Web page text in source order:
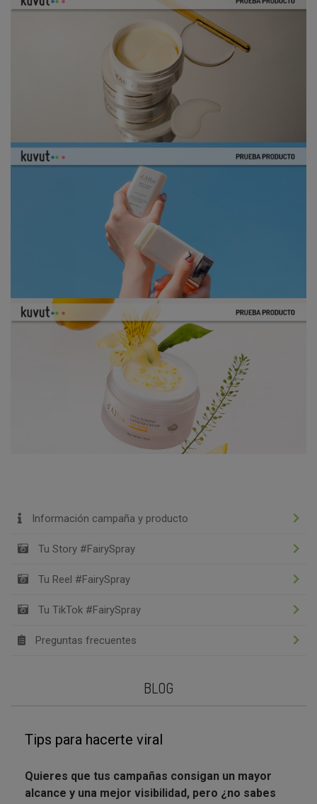
Información campaña y producto
Tu Story #FairySpray
Tu Reel #FairySpray
Tu TikTok #FairySpray
Preguntas frecuentes
BLOG
Tips para hacerte viral
Quieres que tus campañas consigan un mayor
alcance y una mejor visibilidad, pero ¿no sabes